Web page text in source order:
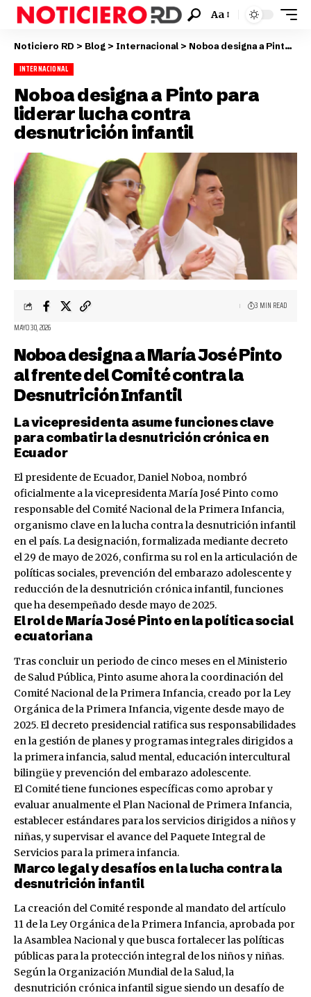
Aa
Noticiero RD > Blog > Internacional > Noboa designa a Pinto para liderar lucha contra desnutrición infantil
INTERNACIONAL
Noboa designa a Pinto para
liderar lucha contra
desnutrición infantil
MAYO 30, 2026
3 MIN READ
Noboa designa a María José Pinto
al frente del Comité contra la
Desnutrición Infantil
La vicepresidenta asume funciones clave
para combatir la desnutrición crónica en
Ecuador
El presidente de Ecuador, Daniel Noboa, nombró
oficialmente a la vicepresidenta María José Pinto como
responsable del Comité Nacional de la Primera Infancia,
organismo clave en la lucha contra la desnutrición infantil
en el país. La designación, formalizada mediante decreto
el 29 de mayo de 2026, confirma su rol en la articulación de
políticas sociales, prevención del embarazo adolescente y
reducción de la desnutrición crónica infantil, funciones
que ha desempeñado desde mayo de 2025.
El rol de María José Pinto en la política social
ecuatoriana
Tras concluir un periodo de cinco meses en el Ministerio
de Salud Pública, Pinto asume ahora la coordinación del
Comité Nacional de la Primera Infancia, creado por la Ley
Orgánica de la Primera Infancia, vigente desde mayo de
2025. El decreto presidencial ratifica sus responsabilidades
en la gestión de planes y programas integrales dirigidos a
la primera infancia, salud mental, educación intercultural
bilingüe y prevención del embarazo adolescente.
El Comité tiene funciones específicas como aprobar y
evaluar anualmente el Plan Nacional de Primera Infancia,
establecer estándares para los servicios dirigidos a niños y
niñas, y supervisar el avance del Paquete Integral de
Servicios para la primera infancia.
Marco legal y desafíos en la lucha contra la
desnutrición infantil
La creación del Comité responde al mandato del artículo
11 de la Ley Orgánica de la Primera Infancia, aprobada por
la Asamblea Nacional y que busca fortalecer las políticas
públicas para la protección integral de los niños y niñas.
Según la Organización Mundial de la Salud, la
desnutrición crónica infantil sigue siendo un desafío de